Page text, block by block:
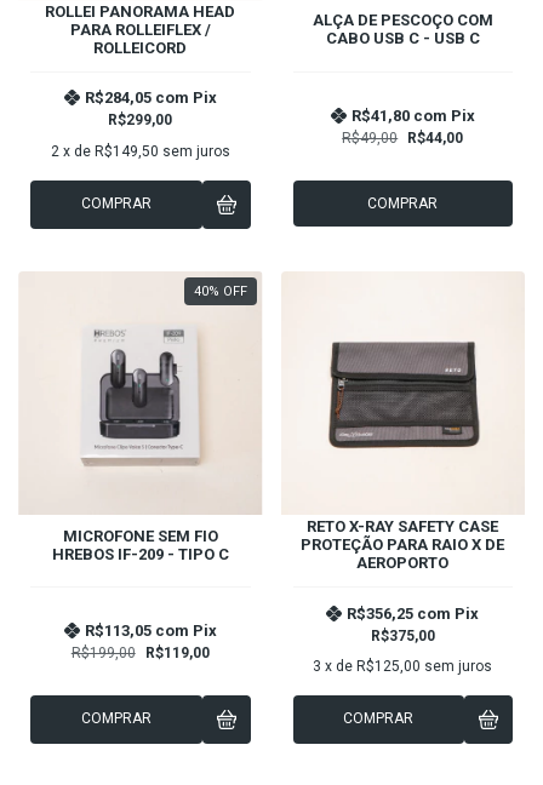
ROLLEI PANORAMA HEAD
PARA ROLLEIFLEX /
ROLLEICORD
R$299,00
R$284,05 com Pix
2 x de R$149,50 sem juros
COMPRAR
ALÇA DE PESCOÇO COM
CABO USB C - USB C
R$49,00 R$44,00
R$41,80 com Pix
COMPRAR
40% OFF
MICROFONE SEM FIO
HREBOS IF-209 - TIPO C
R$199,00 R$119,00
R$113,05 com Pix
COMPRAR
RETO X-RAY SAFETY CASE
PROTEÇÃO PARA RAIO X DE
AEROPORTO
R$375,00
R$356,25 com Pix
3 x de R$125,00 sem juros
COMPRAR